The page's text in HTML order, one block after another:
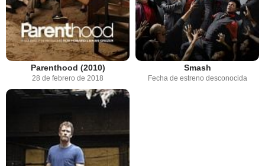
Parenthood (2010)
28 de febrero de 2018
Smash
Fecha de estreno desconocida